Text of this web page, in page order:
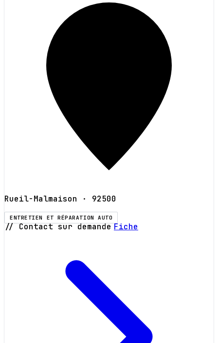
Rueil-Malmaison · 92500
ENTRETIEN ET RÉPARATION AUTO
// Contact sur demande Fiche